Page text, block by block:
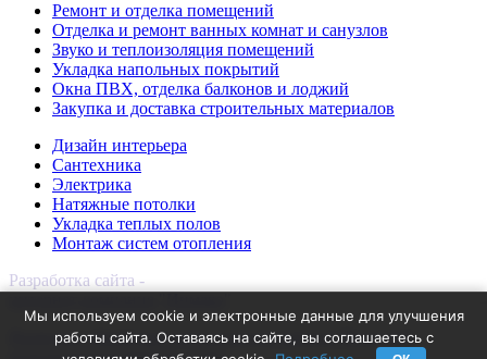
Ремонт и отделка помещений
Отделка и ремонт ванных комнат и санузлов
Звуко и теплоизоляция помещений
Укладка напольных покрытий
Окна ПВХ, отделка балконов и лоджий
Закупка и доставка строительных материалов
Дизайн интерьера
Сантехника
Электрика
Натяжные потолки
Укладка теплых полов
Монтаж систем отопления
Разработка сайта -
Политика обработки персональных данных Политика
Мы используем cookie и электронные данные для улучшения
работы сайта. Оставаясь на сайте, вы соглашаетесь с